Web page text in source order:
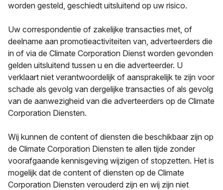
worden gesteld, geschiedt uitsluitend op uw risico.
Uw correspondentie of zakelijke transacties met, of
deelname aan promotieactiviteiten van, adverteerders die
in of via de Climate Corporation Dienst worden gevonden
gelden uitsluitend tussen u en die adverteerder. U
verklaart niet verantwoordelijk of aansprakelijk te zijn voor
schade als gevolg van dergelijke transacties of als gevolg
van de aanwezigheid van die adverteerders op de Climate
Corporation Diensten.
Wij kunnen de content of diensten die beschikbaar zijn op
de Climate Corporation Diensten te allen tijde zonder
voorafgaande kennisgeving wijzigen of stopzetten. Het is
mogelijk dat de content of diensten op de Climate
Corporation Diensten verouderd zijn en wij zijn niet